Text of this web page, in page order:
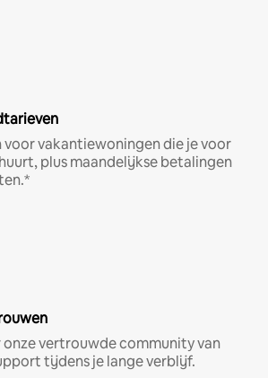
voor vakantiewoningen die je voor
plus maandelijkse betalingen
vertrouwde community van
tijdens je lange verblijf.